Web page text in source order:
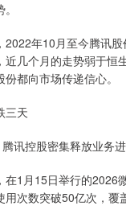
2022年10月至今腾讯
近几个月的走势弱于恒
都向市场传递信心。
三天
讯控股密集释放业务
在1月15日举行的2026
用次数突破50亿次，